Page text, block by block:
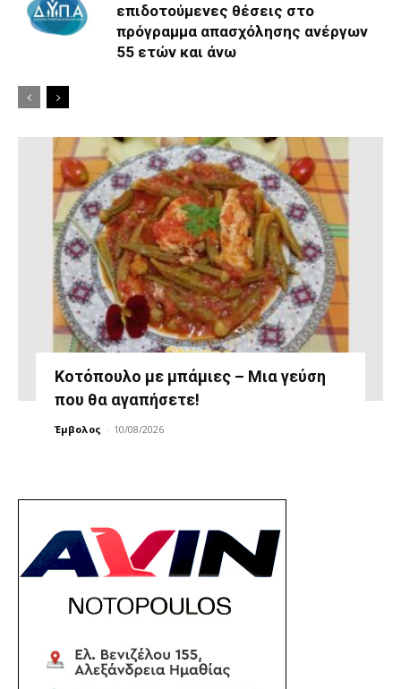
επιδοτούμενες θέσεις στο
πρόγραμμα απασχόλησης ανέργων
55 ετών και άνω
Κοτόπουλο με μπάμιες – Μια γεύση
που θα αγαπήσετε!
Έμβολος - 10/08/2026